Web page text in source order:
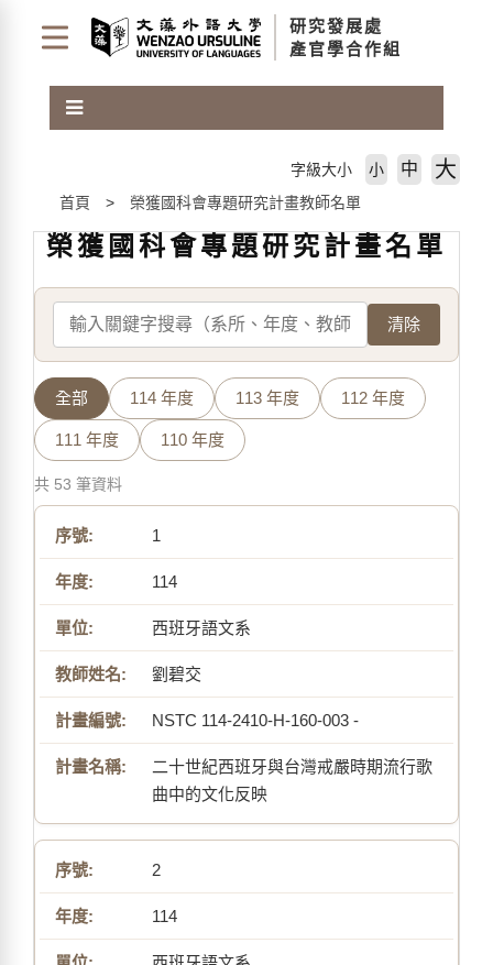
首頁
榮獲國科會專題研究計畫教師名單
字級大小 小 中 大
榮獲國科會專題研究計畫名單
清除
全部 114 年度 113 年度 112 年度
111 年度 110 年度
共 53 筆資料
1
114
西班牙語文系
劉碧交
NSTC 114-2410-H-160-003 -
二十世紀西班牙與台灣戒嚴時期流行歌
曲中的文化反映
2
114
研究發展處
產官學合作組